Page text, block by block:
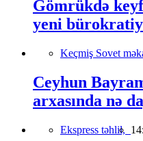
Gömrükdə
yeni
Keçmiş Sovet
Ceyhun
arxasında nə
Ekspress təhlil,